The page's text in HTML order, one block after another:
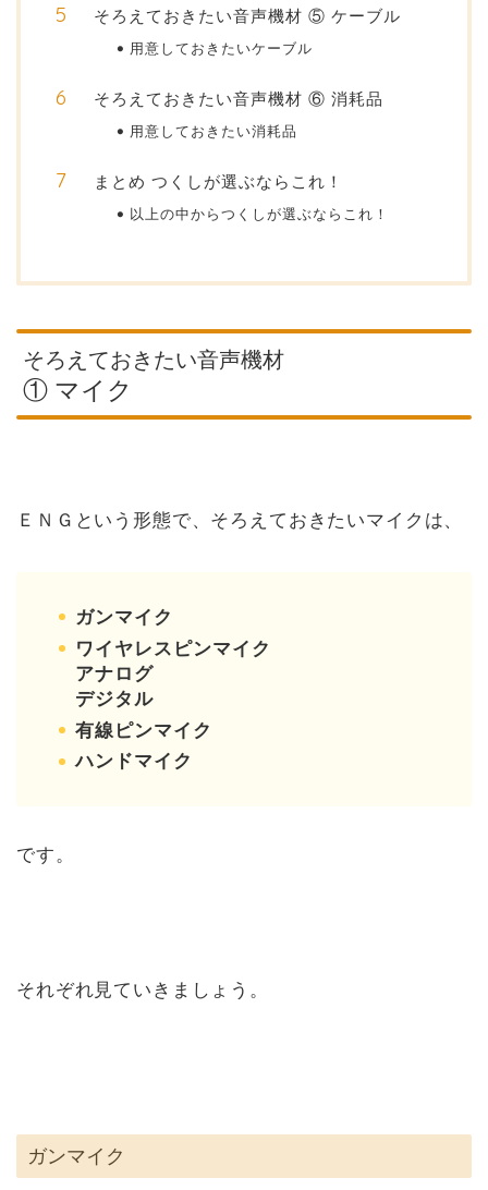
そろえておきたい音声機材 ⑤ ケーブル
用意しておきたいケーブル
そろえておきたい音声機材 ⑥ 消耗品
用意しておきたい消耗品
まとめ つくしが選ぶならこれ！
以上の中からつくしが選ぶならこれ！
そろえておきたい音声機材
① マイク
ＥＮＧという形態で、そろえておきたいマイクは、
ガンマイク
ワイヤレスピンマイク
アナログ
デジタル
有線ピンマイク
ハンドマイク
です。
それぞれ見ていきましょう。
ガンマイク